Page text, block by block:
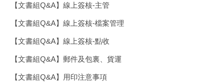
【文書組Q&A】線上簽核-主管
【文書組Q&A】線上簽核-檔案管理
【文書組Q&A】線上簽核-點收
【文書組Q&A】郵件及包裏、貨運
【文書組Q&A】用印注意事項